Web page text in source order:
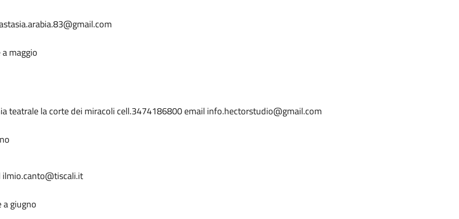
maggio
teatrale la corte dei miracoli cell.3474186800 email info.hectorstudio@gmail.com
giugno